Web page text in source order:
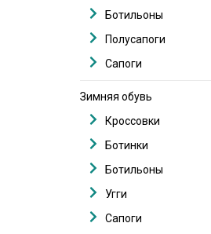
Ботильоны
Полусапоги
Сапоги
Зимняя обувь
Кроссовки
Ботинки
Ботильоны
Угги
Сапоги